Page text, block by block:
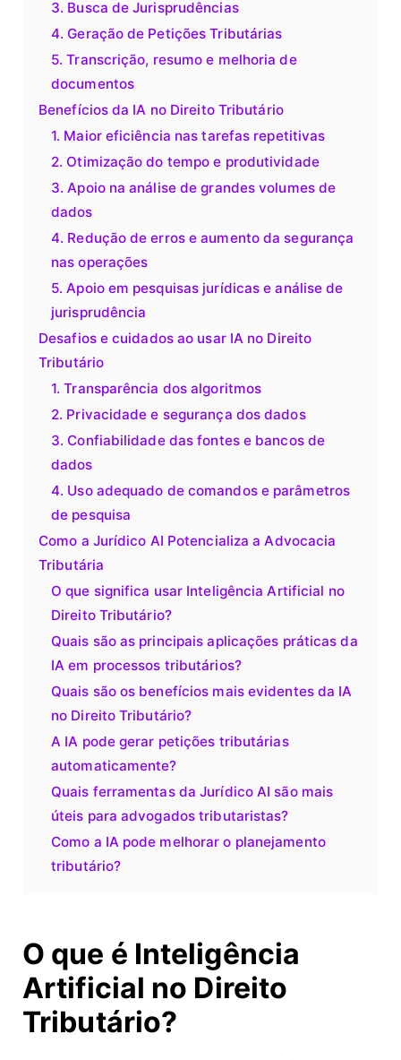
3. Busca de Jurisprudências
4. Geração de Petições Tributárias
5. Transcrição, resumo e melhoria de
documentos
Benefícios da IA no Direito Tributário
1. Maior eficiência nas tarefas repetitivas
2. Otimização do tempo e produtividade
3. Apoio na análise de grandes volumes de
dados
4. Redução de erros e aumento da segurança
nas operações
5. Apoio em pesquisas jurídicas e análise de
jurisprudência
Desafios e cuidados ao usar IA no Direito
Tributário
1. Transparência dos algoritmos
2. Privacidade e segurança dos dados
3. Confiabilidade das fontes e bancos de
dados
4. Uso adequado de comandos e parâmetros
de pesquisa
Como a Jurídico AI Potencializa a Advocacia
Tributária
O que significa usar Inteligência Artificial no
Direito Tributário?
Quais são as principais aplicações práticas da
IA em processos tributários?
Quais são os benefícios mais evidentes da IA
no Direito Tributário?
A IA pode gerar petições tributárias
automaticamente?
Quais ferramentas da Jurídico AI são mais
úteis para advogados tributaristas?
Como a IA pode melhorar o planejamento
tributário?
O que é Inteligência
Artificial no Direito
Tributário?